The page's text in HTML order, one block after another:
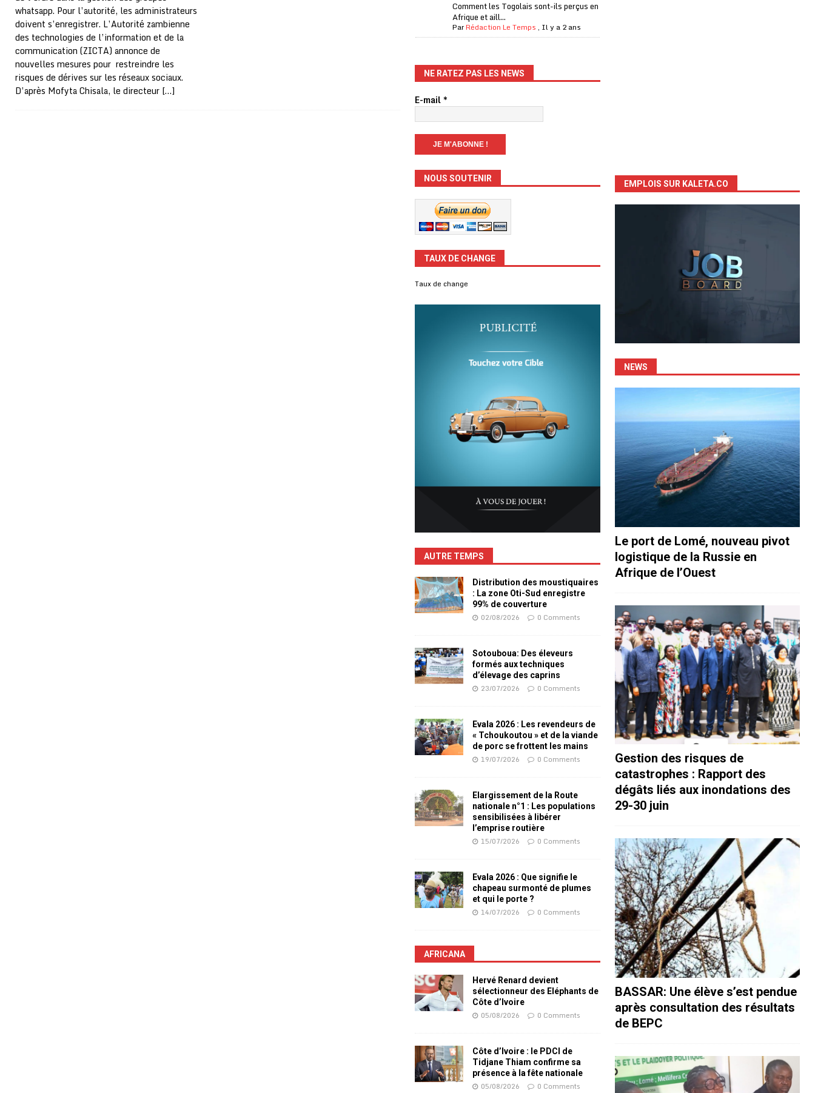
whatsapp. Pour l’autorité, les administrateurs
doivent s’enregistrer. L’Autorité zambienne
des technologies de l’information et de la
communication (ZICTA) annonce de
nouvelles mesures pour restreindre les
risques de dérives sur les réseaux sociaux.
D’après Mofyta Chisala, le directeur […]
Comment les Togolais sont-ils perçus en
Afrique et aill...
ParRédaction Le Temps , Il y a 2 ans
NE RATEZ PAS LES NEWS
E-mail*
NOUS SOUTENIR
TAUX DE CHANGE
Taux de change
AUTRE TEMPS
Distribution des moustiquaires
: La zone Oti-Sud enregistre
99% de couverture
02/08/2026 0 Comments
Sotouboua: Des éleveurs
formés aux techniques
d’élevage des caprins
23/07/2026 0 Comments
Evala 2026 : Les revendeurs de
« Tchoukoutou » et de la viande
de porc se frottent les mains
19/07/2026 0 Comments
Elargissement de la Route
nationale n°1 : Les populations
sensibilisées à libérer
l’emprise routière
15/07/2026 0 Comments
Evala 2026 : Que signifie le
chapeau surmonté de plumes
et qui le porte ?
14/07/2026 0 Comments
AFRICANA
Hervé Renard devient
sélectionneur des Eléphants de
Côte d’Ivoire
05/08/2026 0 Comments
Côte d’Ivoire : le PDCI de
Tidjane Thiam confirme sa
présence à la fête nationale
05/08/2026 0 Comments
EMPLOIS SUR KALETA.CO
NEWS
Le port de Lomé, nouveau pivot
logistique de la Russie en
Afrique de l’Ouest
Gestion des risques de
catastrophes : Rapport des
dégâts liés aux inondations des
29-30 juin
BASSAR: Une élève s’est pendue
après consultation des résultats
de BEPC